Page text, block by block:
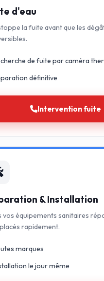
d'eau
la fuite avant que les
de fuite par caméra
définitive
Intervention fuite
& Installation
vos équipements sanitaires
rapidement.
marques
le jour même